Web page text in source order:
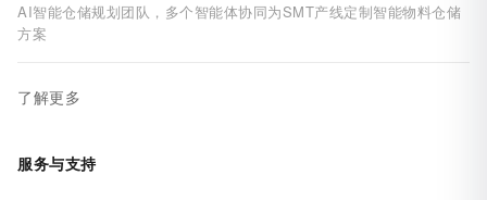
AI智能仓储规划团队，多个智能体协同为SMT产线定制智能物料仓储
方案
了解更多
服务与支持